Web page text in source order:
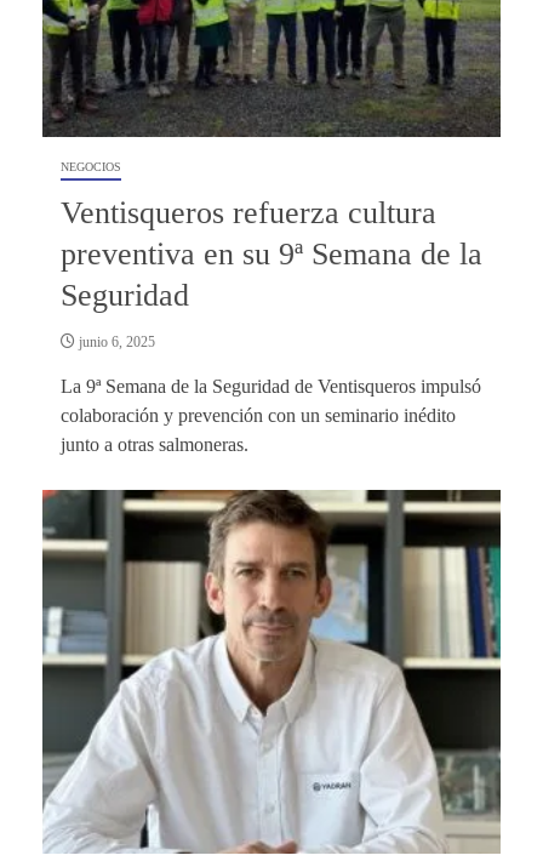
NEGOCIOS
Ventisqueros refuerza cultura
preventiva en su 9ª Semana de la
Seguridad
junio 6, 2025
La 9ª Semana de la Seguridad de Ventisqueros impulsó
colaboración y prevención con un seminario inédito
junto a otras salmoneras.